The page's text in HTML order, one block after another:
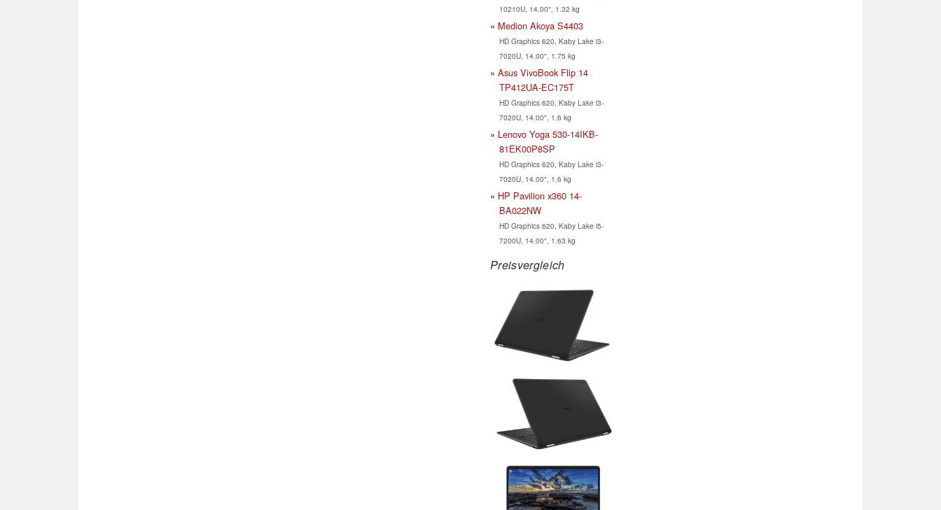
10210U, 14.00", 1.32 kg
Medion Akoya S4403
HD Graphics 620, Kaby Lake i3-
7020U, 14.00", 1.75 kg
Asus VivoBook Flip 14
TP412UA-EC175T
HD Graphics 620, Kaby Lake i3-
7020U, 14.00", 1.6 kg
Lenovo Yoga 530-14IKB-
81EK00P8SP
HD Graphics 620, Kaby Lake i3-
7020U, 14.00", 1.6 kg
HP Pavilion x360 14-
BA022NW
HD Graphics 620, Kaby Lake i5-
7200U, 14.00", 1.63 kg
Preisvergleich